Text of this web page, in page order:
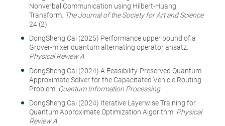
Nonverbal Communication using Hilbert-Huang
Transform. The Journal of the Society for Art and Science
24 (2)
DongSheng Cai (2025) Performance upper bound of a
Grover-mixer quantum alternating operator ansatz.
Physical Review A
DongSheng Cai (2024) A Feasibility-Preserved Quantum
Approximate Solver for the Capacitated Vehicle Routing
Problem. Quantum Information Processing
DongSheng Cai (2024) Iterative Layerwise Training for
Quantum Approximate Optimization Algorithm. Physical
Review A